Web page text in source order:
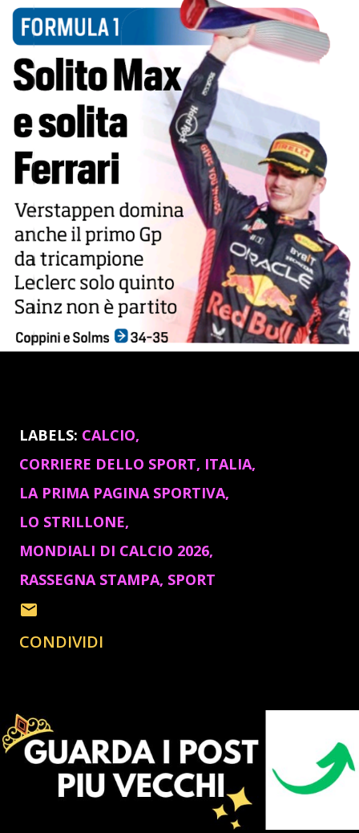
LABELS: CALCIO
CORRIERE DELLO SPORT ITALIA
LA PRIMA PAGINA SPORTIVA
LO STRILLONE
MONDIALI DI CALCIO 2026
RASSEGNA STAMPA SPORT
CONDIVIDI